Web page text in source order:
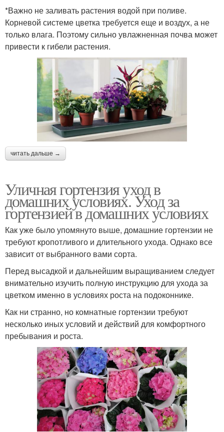
*Важно не заливать растения водой при поливе.
Корневой системе цветка требуется еще и воздух, а не
только влага. Поэтому сильно увлажненная почва может
привести к гибели растения.
читать дальше →
Уличная гортензия уход в
домашних условиях. Уход за
гортензией в домашних условиях
Как уже было упомянуто выше, домашние гортензии не
требуют кропотливого и длительного ухода. Однако все
зависит от выбранного вами сорта.
Перед высадкой и дальнейшим выращиванием следует
внимательно изучить полную инструкцию для ухода за
цветком именно в условиях роста на подоконнике.
Как ни странно, но комнатные гортензии требуют
несколько иных условий и действий для комфортного
пребывания и роста.